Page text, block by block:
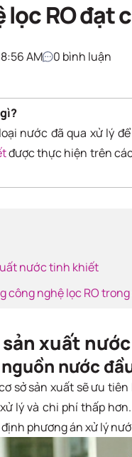
lọc RO đạt
8:56 AM 0 bình luận
nước đã qua xử lý
được thực hiện trên
nước tinh khiết
công nghệ lọc RO
sản xuất
nguồn nước
sở sản xuất sẽ ưu
lý và chi phí thấp
phương án xử lý